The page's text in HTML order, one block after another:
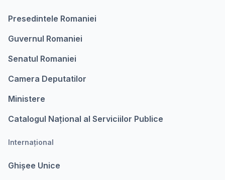
Presedintele Romaniei
Guvernul Romaniei
Senatul Romaniei
Camera Deputatilor
Ministere
Catalogul Național al Serviciilor Publice
Internațional
Ghișee Unice